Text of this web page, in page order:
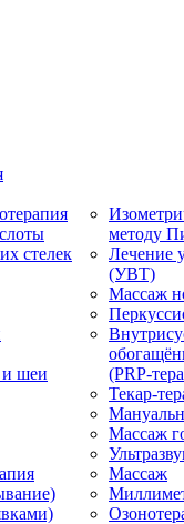
стелек
и шеи
методу
Лечение
(УВТ)
Массаж
(PRP-
Текар-
Массаж
Массаж